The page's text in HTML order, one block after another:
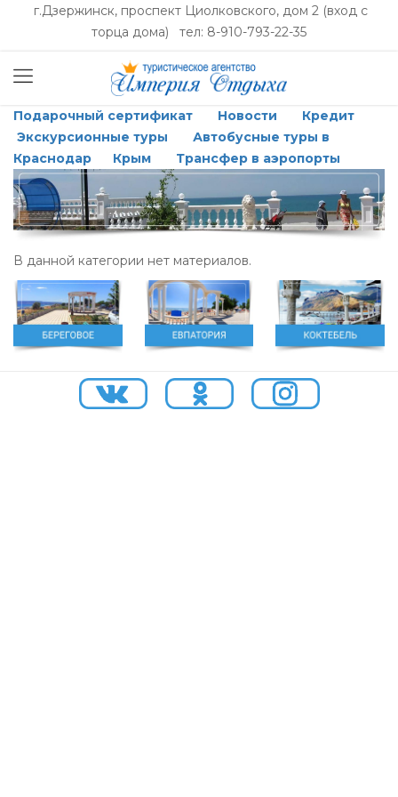
г.Дзержинск, проспект Циолковского, дом 2 (вход с
торца дома) тел: 8-910-793-22-35
Подарочный сертификат Новости
Кредит
Экскурсионные туры
Автобусные туры в
Краснодар
Крым Трансфер в аэропорты
В данной категории нет материалов.